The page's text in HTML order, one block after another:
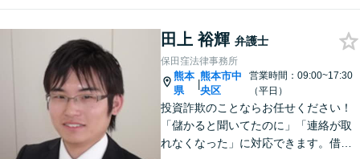
田上 裕輝 弁護士
保田窪法律事務所
熊本
県
|
熊本市中
央区
営業時間：09:00~17:30
（平日）
投資詐欺のことならお任せください！
「儲かると聞いてたのに」「連絡が取
れなくなった」に対応できます。借